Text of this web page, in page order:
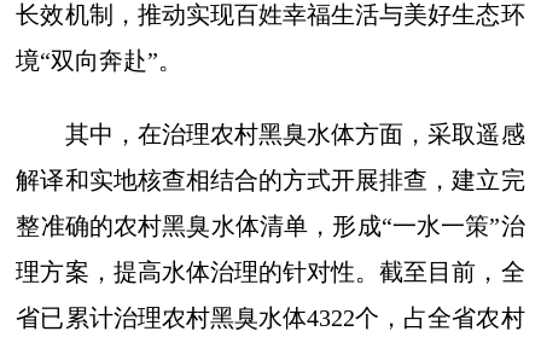
长效机制，推动实现百姓幸福生活与美好生态环
境“双向奔赴”。
其中，在治理农村黑臭水体方面，采取遥感
解译和实地核查相结合的方式开展排查，建立完
整准确的农村黑臭水体清单，形成“一水一策”治
理方案，提高水体治理的针对性。截至目前，全
省已累计治理农村黑臭水体4322个，占全省农村